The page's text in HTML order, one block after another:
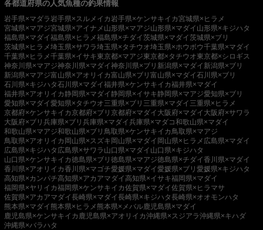
各都道府県の人気魚種の釣果情報
岩手県×マダラ 岩手県×スルメイカ 岩手県×ケンサキイカ宮城県×ヒラメ
宮城県×マアジ宮城県×アイナメ 山形県×マアジ山形県×マダイ 山形県×キジハタ
福島県×マダイ福島県×ヒラメ福島県×チダイ茨城県×マダイ茨城県×ブリ
茨城県×ヒラメ埼玉県×サワラ埼玉県×タチウオ埼玉県×ホウボウ千葉県×マダイ
千葉県×ヒラメ千葉県×イサキ東京都×マアジ東京都×タチウオ東京都×シロギス
神奈川県×マアジ神奈川県×マダイ神奈川県×ブリ 新潟県×マダイ 新潟県×ブリ
新潟県×マアジ富山県×アオリイカ富山県×ブリ 富山県×マダイ石川県×ブリ
石川県×キジハタ石川県×マダイ福井県×ケンサキイカ福井県×マダイ
福井県×アオリイカ静岡県×マダイ静岡県×イサキ静岡県×マアジ愛知県×ブリ
愛知県×マダイ愛知県×タチウオ三重県×ブリ 三重県×マダイ 三重県×ヒラメ
京都府×ケンサキイカ京都府×ブリ 京都府×マダイ 大阪府×マダイ 大阪府×サワラ
大阪府×ブリ 兵庫県×ブリ 兵庫県×マダイ兵庫県×マダコ和歌山県×マダイ
和歌山県×マアジ和歌山県×ブリ 鳥取県×ケンサキイカ 鳥取県×マアジ
鳥取県×アオリイカ 岡山県×スズキ岡山県×マダイ 岡山県×ヒラメ 広島県×マダイ
広島県×キジハタ 広島県×サワラ 山口県×マダイ 山口県×キジハタ
山口県×ケンサキイカ徳島県×ブリ 徳島県×マアジ徳島県×チダイ香川県×マダイ
香川県×アオリイカ香川県×マゴチ愛媛県×マダイ愛媛県×ブリ 愛媛県×キジハタ
高知県×カンパチ高知県×アカアマダイ高知県×イサキ福岡県×マダイ
福岡県×ヤリイカ福岡県×ケンサキイカ佐賀県×マダイ佐賀県×ヒラマサ
佐賀県×アカアマダイ長崎県×マダイ長崎県×キジハタ長崎県×オオモンハタ
熊本県×マダイ 熊本県×ヒラメ 熊本県×メバル鹿児島県×マダイ
鹿児島県×ケンサキイカ 鹿児島県×アオリイカ沖縄県×スジアラ沖縄県×キハダ
沖縄県×バラハタ